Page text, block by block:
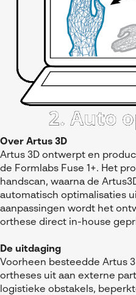
Over Artus 3D
Artus 3D ontwerpt en
de Formlabs Fuse 1+. Het
handscan, waarna de
automatisch optimalisaties
aanpassingen wordt het
orthese direct in-house
De uitdaging
Voorheen besteedde Artus
ortheses uit aan externe
logistieke obstakels,